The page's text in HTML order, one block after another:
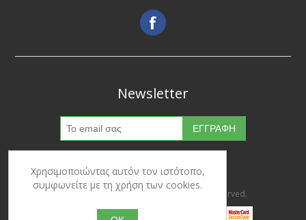
Newsletter
Copyright © 2026 Ypertrofes. All rights reserved.
Χρησιμοποιώντας αυτόν τον ιστότοπο,
συμφωνείτε με τη χρήση των cookies.